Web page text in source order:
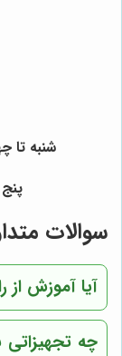
شنبه تا
پنج
سوالات
آیا آموزش
چه